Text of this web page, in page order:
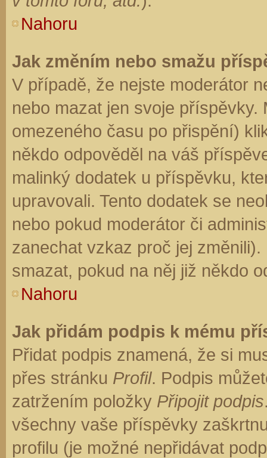
Nahoru
Jak změním nebo smažu
V případě, že nejste moderátor
nebo mazat jen svoje
omezeného času po přispění)
někdo odpověděl na váš
malinký dodatek u příspěvku,
upravovali. Tento dodatek se
nebo pokud moderátor či
zanechat vzkaz proč jej
smazat, pokud na něj již někdo
Nahoru
Jak přidám podpis k mému
Přidat podpis znamená, že si
přes stránku Profil. Podpis
zatržením položky Připojit podpis
všechny vaše příspěvky
profilu (je možné nepřidávat